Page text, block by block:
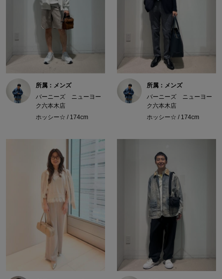
所属：メンズ
バーニーズ ニューヨー
ク六本木店
ホッシー☆ / 174cm
所属：メンズ
バーニーズ ニューヨー
ク六本木店
ホッシー☆ / 174cm